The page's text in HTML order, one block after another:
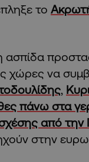
το
χώρες να
πάνω στα
από
στην